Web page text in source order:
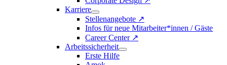
Karriere
Stellenangebote ↗
Infos für neue Mitarbeiter*innen / Gäste
Career Center ↗
Arbeitssicherheit
Erste Hilfe